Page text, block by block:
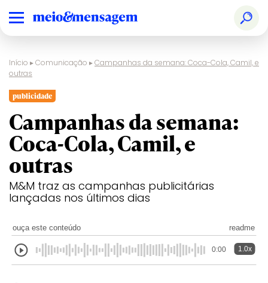
Início ▸Comunicação ▸Campanhas da semana: Coca-Cola, Camil, e
outras
publicidade
Campanhas da semana:
Coca-Cola, Camil, e
outras
M&M traz as campanhas publicitárias
lançadas nos últimos dias
ouça este conteúdo readme
0:00 1.0x